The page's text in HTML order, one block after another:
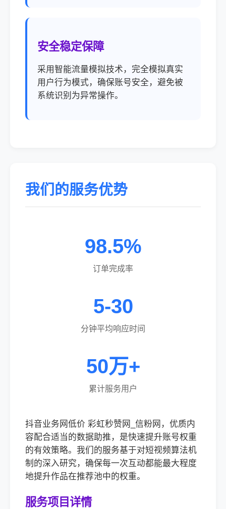
安全稳定保障
采用智能流量模拟技术，完全模拟真实
用户行为模式，确保账号安全，避免被
系统识别为异常操作。
我们的服务优势
98.5%
订单完成率
5-30
分钟平均响应时间
50万+
累计服务用户
抖音业务网低价 彩虹秒赞网_信粉网，优质内
容配合适当的数据助推，是快速提升账号权重
的有效策略。我们的服务基于对短视频算法机
制的深入研究，确保每一次互动都能最大程度
地提升作品在推荐池中的权重。
服务项目详情